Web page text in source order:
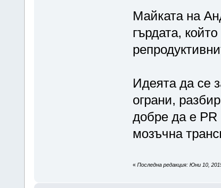
Майката на
гърдата,
Идеята да се
ограни,
добре да е PR
мозъчна
« Последна редакция: Юни 10,